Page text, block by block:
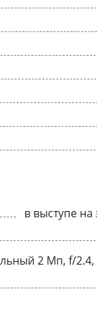
в выступе на
2 Мп, f/2.4,